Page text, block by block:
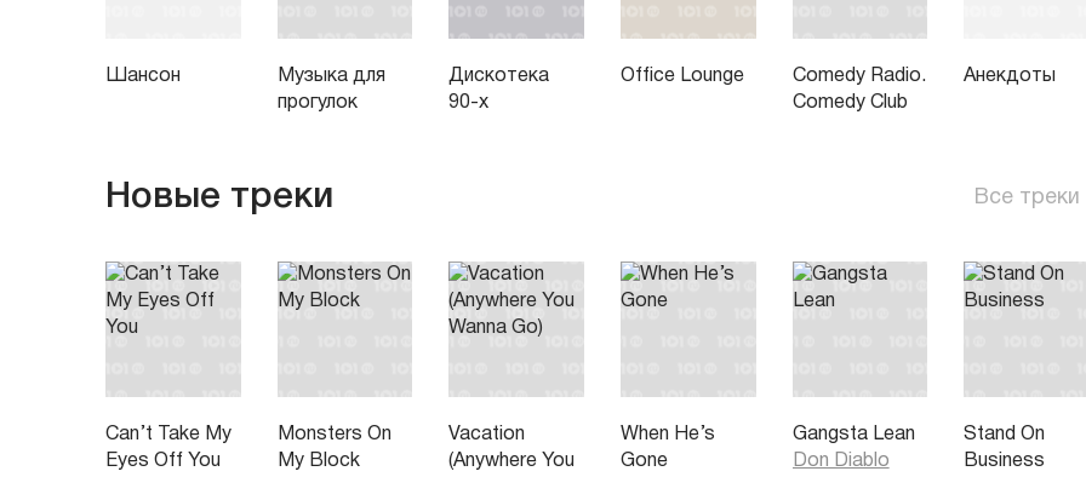
Шансон
Музыка для
прогулок
Дискотека
90-х
Office Lounge
Comedy Radio.
Comedy Club
Анекдоты
Новые треки Все треки
Can’t Take My
Eyes Off You
Monsters On
My Block
Vacation
(Anywhere You
When He’s
Gone
Gangsta Lean
Don Diablo
Stand On
Business